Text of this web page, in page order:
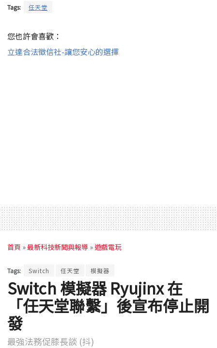
Tags: 任天堂
您也許會喜歡：
立達合法徵信社-讓您安心的選擇
首頁 »最新科技新聞與報導 »遊戲電玩
Tags: Switch 任天堂 模擬器
Switch 模擬器 Ryujinx 在
「任天堂聯繫」後宣布停止開
發
最強法務促膝長談 (抖)